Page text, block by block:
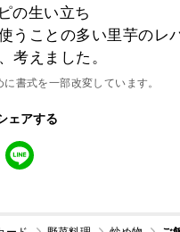
の生い立ち
うことの多い里芋のレ
考えました。
書式を一部改変しています。
ェアする